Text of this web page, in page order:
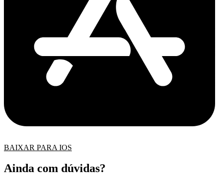
BAIXAR PARA IOS
Ainda com dúvidas?